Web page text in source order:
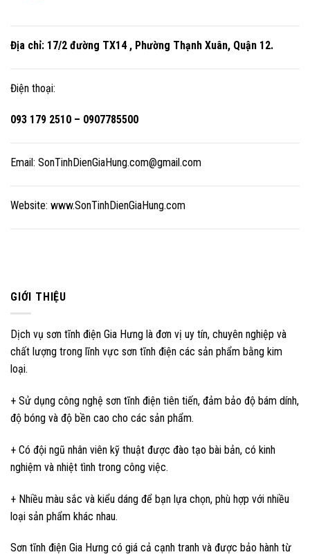
Địa chỉ: 17/2 đường TX14 , Phường Thạnh Xuân, Quận 12.
Điện thoại:
093 179 2510 – 0907785500
Email: SonTinhDienGiaHung.com@gmail.com
Website: www.SonTinhDienGiaHung.com
GIỚI THIỆU
Dịch vụ sơn tĩnh điện Gia Hưng là đơn vị uy tín, chuyên nghiệp và
chất lượng trong lĩnh vực sơn tĩnh điện các sản phẩm bằng kim
loại.
+ Sử dụng công nghệ sơn tĩnh điện tiên tiến, đảm bảo độ bám dính,
độ bóng và độ bền cao cho các sản phẩm.
+ Có đội ngũ nhân viên kỹ thuật được đào tạo bài bản, có kinh
nghiệm và nhiệt tình trong công việc.
+ Nhiều màu sắc và kiểu dáng để bạn lựa chọn, phù hợp với nhiều
loại sản phẩm khác nhau.
Sơn tĩnh điện Gia Hưng có giá cả cạnh tranh và được bảo hành từ